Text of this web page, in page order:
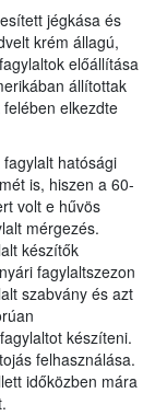
jégkása és
krém állagú,
előállítása
állítottak
elkezdte
hatósági
is, hiszen a 60-
volt e hűvös
mérgezés.
készítők
fagylaltszezon
szabvány és azt
készíteni.
felhasználása.
időközben mára